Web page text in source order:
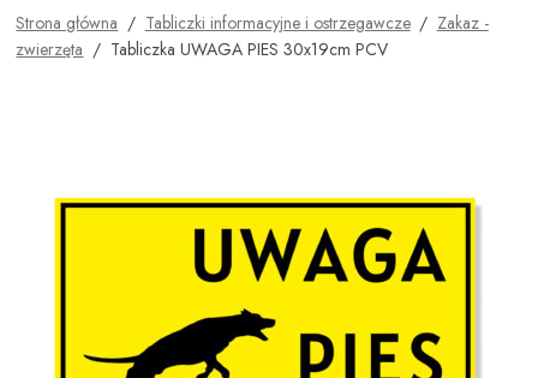
nawigacji
treści
Sklep
Strona główna / Tabliczki informacyjne i ostrzegawcze / Zakaz -
zwierzęta / Tabliczka UWAGA PIES 30x19cm PCV